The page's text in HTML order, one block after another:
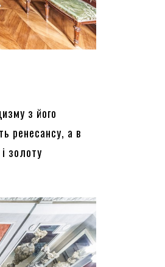
з його
ренесансу, а в
золоту